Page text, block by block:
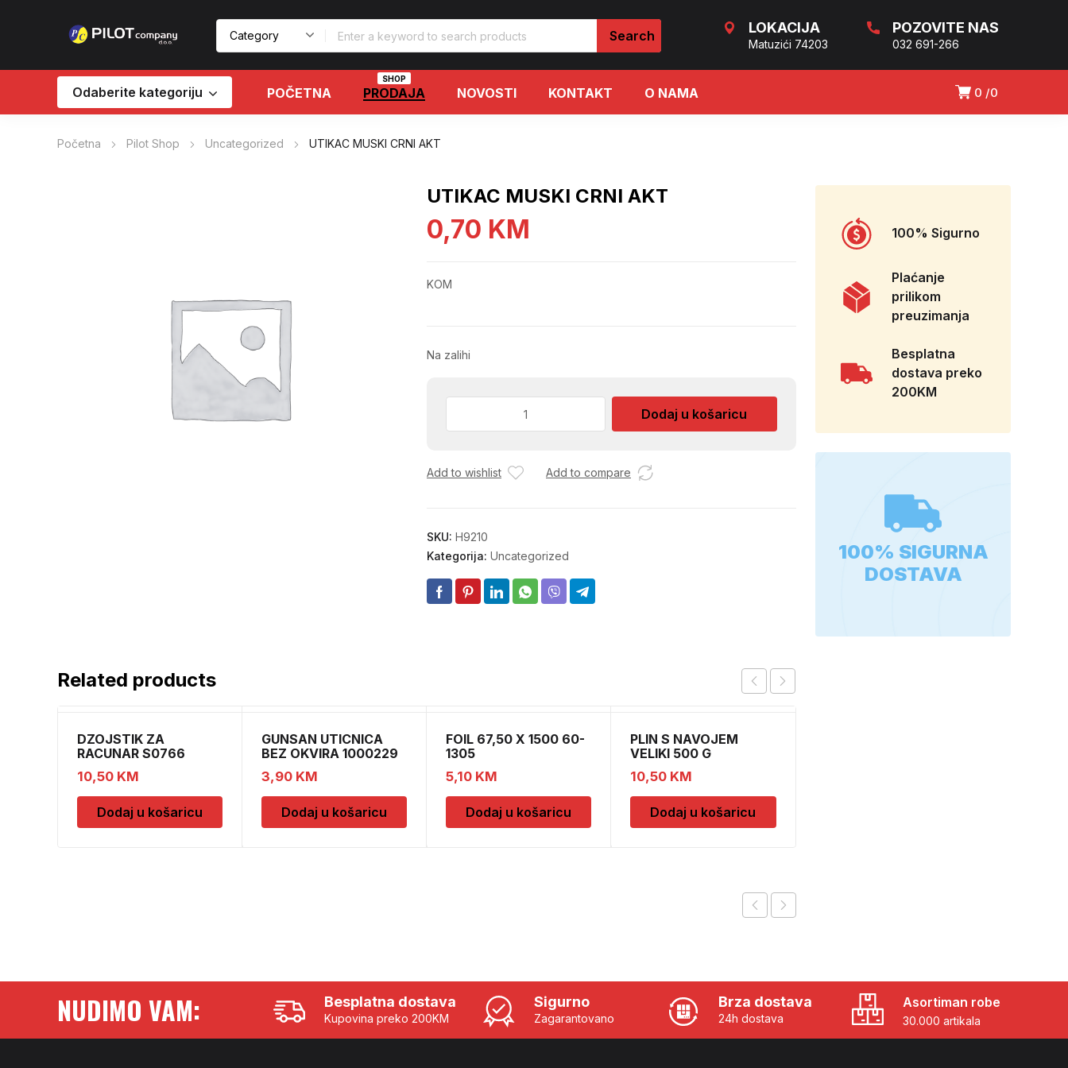
LOKACIJA
Matuzići 74203
POZOVITE NAS
032 691-266
0 0
Odaberite kategoriju POČETNA PRODAJA
SHOP
NOVOSTI KONTAKT O NAMA
Početna Pilot Shop Uncategorized UTIKAC MUSKI CRNI AKT
UTIKAC MUSKI CRNI AKT
0,70 KM
KOM
Na zalihi
količina
Dodaj u košaricu
Add to wishlist Add to compare
SKU: H9210
Kategorija: Uncategorized
Related products
DZOJSTIK ZA
RACUNAR S0766
01011540
10,50 KM
Dodaj u košaricu
GUNSAN UTICNICA
BEZ OKVIRA 1000229
3,90 KM
Dodaj u košaricu
FOIL 67,50 X 1500 60-
1305
5,10 KM
Dodaj u košaricu
PLIN S NAVOJEM
VELIKI 500 G
10,50 KM
Dodaj u košaricu
100% Sigurno
Plaćanje
prilikom
preuzimanja
Besplatna
dostava preko
200KM
100% SIGURNA
DOSTAVA
NUDIMO VAM: Besplatna dostava
Kupovina preko 200KM
Sigurno
Zagarantovano
Brza dostava
24h dostava
Asortiman robe
30.000 artikala